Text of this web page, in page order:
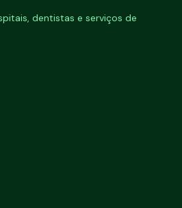
dentistas e serviços de